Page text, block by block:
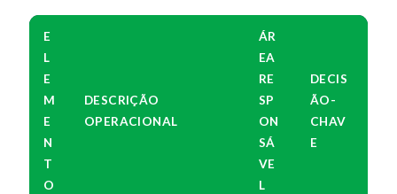
E
L
E
M
E
N
T
O
DESCRIÇÃO
OPERACIONAL
ÁR
EA
RE
SP
ON
SÁ
VE
L
DECIS
ÃO-
CHAV
E